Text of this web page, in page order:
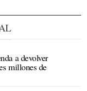
a devolver
millones de